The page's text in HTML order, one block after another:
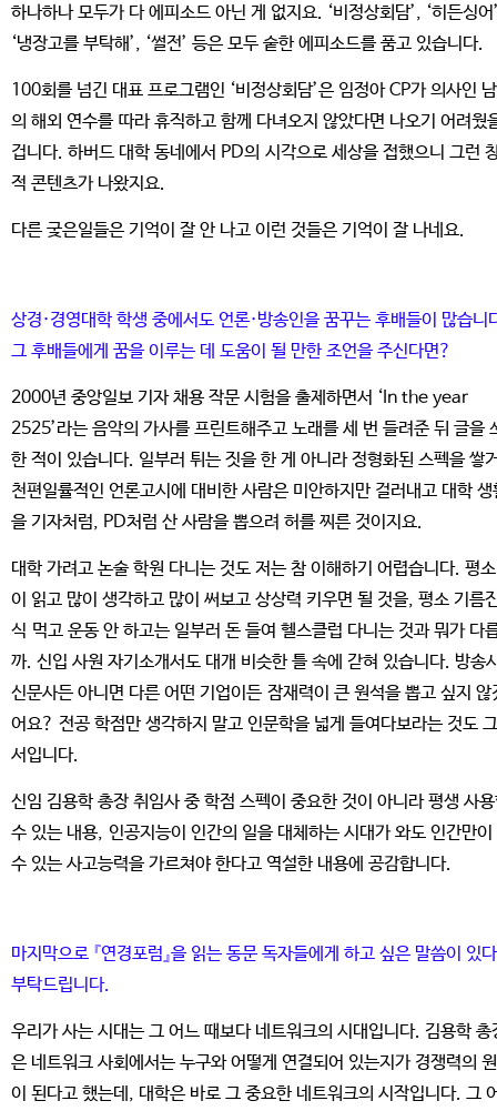
하나하나 모두가 다 에피소드 아닌 게 없지요. ‘비정상회담’, ‘히든싱어
‘냉장고를 부탁해’, ‘썰전’ 등은 모두 숱한 에피소드를 품고 있습니다.
100회를 넘긴 대표 프로그램인 ‘비정상회담’은 임정아 CP가 의사인
의 해외 연수를 따라 휴직하고 함께 다녀오지 않았다면 나오기 어려웠
겁니다. 하버드 대학 동네에서 PD의 시각으로 세상을 접했으니 그런
적 콘텐츠가 나왔지요.
다른 궂은일들은 기억이 잘 안 나고 이런 것들은 기억이 잘 나네요.
상경·경영대학 학생 중에서도 언론·방송인을 꿈꾸는 후배들이 많습니
그 후배들에게 꿈을 이루는 데 도움이 될 만한 조언을 주신다면?
2000년 중앙일보 기자 채용 작문 시험을 출제하면서 ‘In the year
2525’라는 음악의 가사를 프린트해주고 노래를 세 번 들려준 뒤 글을
한 적이 있습니다. 일부러 튀는 짓을 한 게 아니라 정형화된 스펙을 쌓
천편일률적인 언론고시에 대비한 사람은 미안하지만 걸러내고 대학 생
을 기자처럼, PD처럼 산 사람을 뽑으려 허를 찌른 것이지요.
대학 가려고 논술 학원 다니는 것도 저는 참 이해하기 어렵습니다. 평
이 읽고 많이 생각하고 많이 써보고 상상력 키우면 될 것을, 평소 기름
식 먹고 운동 안 하고는 일부러 돈 들여 헬스클럽 다니는 것과 뭐가 다
까. 신입 사원 자기소개서도 대개 비슷한 틀 속에 갇혀 있습니다. 방송
신문사든 아니면 다른 어떤 기업이든 잠재력이 큰 원석을 뽑고 싶지 않
어요? 전공 학점만 생각하지 말고 인문학을 넓게 들여다보라는 것도
서입니다.
신임 김용학 총장 취임사 중 학점 스펙이 중요한 것이 아니라 평생 사
수 있는 내용, 인공지능이 인간의 일을 대체하는 시대가 와도 인간만이
수 있는 사고능력을 가르쳐야 한다고 역설한 내용에 공감합니다.
마지막으로 『연경포럼』을 읽는 동문 독자들에게 하고 싶은 말씀이 있
부탁드립니다.
우리가 사는 시대는 그 어느 때보다 네트워크의 시대입니다. 김용학 총
은 네트워크 사회에서는 누구와 어떻게 연결되어 있는지가 경쟁력의
이 된다고 했는데, 대학은 바로 그 중요한 네트워크의 시작입니다. 그